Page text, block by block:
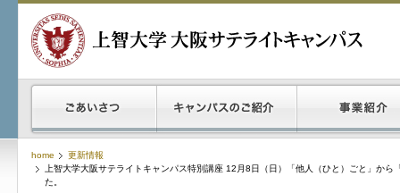
home
更新情報
上智大学大阪サテライトキャンパス特別講座 12月8日（日）「他人（ひと）ごと」か
た。